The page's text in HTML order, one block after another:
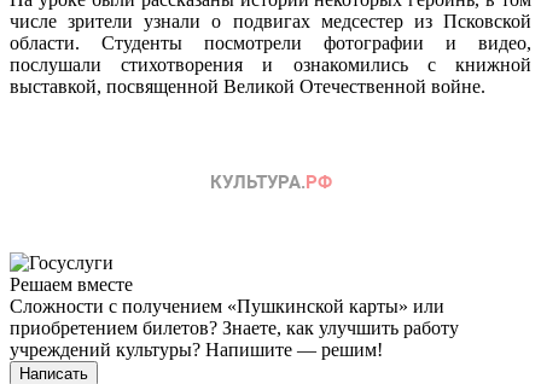
числе зрители узнали о подвигах медсестер из Псковской
области. Студенты посмотрели фотографии и видео,
послушали стихотворения и ознакомились с книжной
выставкой, посвященной Великой Отечественной войне.
Решаем вместе
Сложности с получением «Пушкинской карты» или
приобретением билетов? Знаете, как улучшить работу
учреждений культуры? Напишите — решим!
Написать